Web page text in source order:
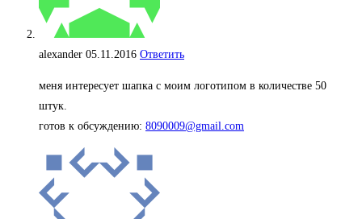
alexander 05.11.2016 Ответить
меня интересует шапка с моим логотипом в количестве 50
штук.
готов к обсуждению: 8090009@gmail.com